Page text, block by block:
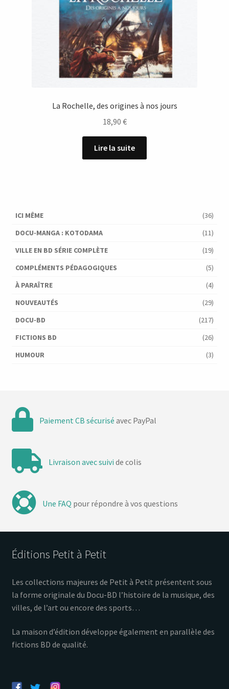
La Rochelle, des origines à nos jours
18,90 €
Lire la suite
ICI MÊME
(36)
DOCU-MANGA : KOTODAMA
(11)
VILLE EN BD SÉRIE COMPLÈTE
(19)
COMPLÉMENTS PÉDAGOGIQUES
(5)
À PARAÎTRE
(4)
NOUVEAUTÉS
(29)
DOCU-BD
(217)
FICTIONS BD
(26)
HUMOUR
(3)
Paiement CB sécurisé avec PayPal
Livraison avec suivi de colis
Une FAQ pour répondre à vos questions
Éditions Petit à Petit
Les collections majeures de Petit à Petit présentent sous
la forme originale du Docu-BD l’histoire de la musique, des
villes, de l’art ou encore des sports…
La maison d’édition développe également en parallèle des
fictions BD de qualité.